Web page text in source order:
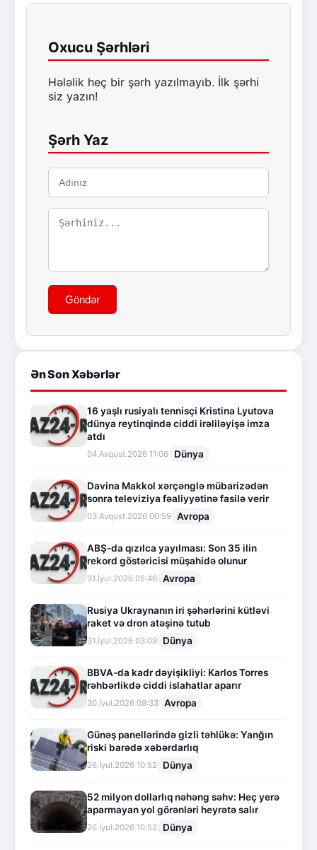
Oxucu Şərhləri
Hələlik heç bir şərh yazılmayıb. İlk şərhi
siz yazın!
Şərh Yaz
Göndər
Ən Son Xəbərlər
16 yaşlı rusiyalı tennisçi Kristina Lyutova
dünya reytinqində ciddi irəliləyişə imza
atdı
04.Avqust.2026 11:06 Dünya
Davina Makkol xərçənglə mübarizədən
sonra televiziya fəaliyyətinə fasilə verir
03.Avqust.2026 00:59 Avropa
ABŞ-da qızılca yayılması: Son 35 ilin
rekord göstəricisi müşahidə olunur
31.İyul.2026 05:46 Avropa
Rusiya Ukraynanın iri şəhərlərini kütləvi
raket və dron atəşinə tutub
31.İyul.2026 03:09 Dünya
BBVA-da kadr dəyişikliyi: Karlos Torres
rəhbərlikdə ciddi islahatlar aparır
30.İyul.2026 09:33 Avropa
Günəş panellərində gizli təhlükə: Yanğın
riski barədə xəbərdarlıq
26.İyul.2026 10:52 Dünya
52 milyon dollarlıq nəhəng səhv: Heç yerə
aparmayan yol görənləri heyrətə salır
26.İyul.2026 10:52 Dünya